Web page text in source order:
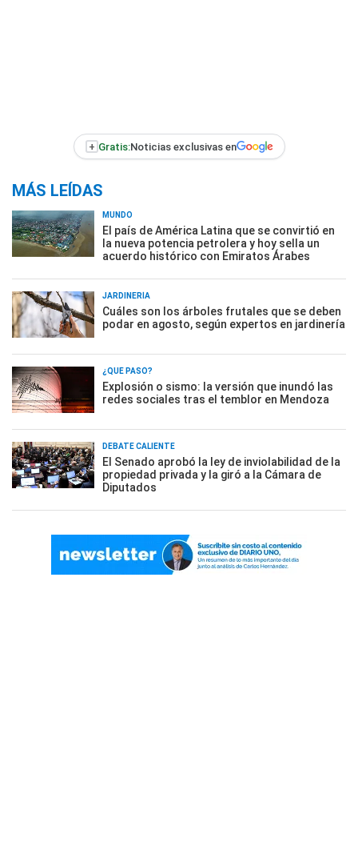
+ Gratis:Noticias exclusivas en
MÁS LEÍDAS
MUNDO
El país de América Latina que se convirtió en
la nueva potencia petrolera y hoy sella un
acuerdo histórico con Emiratos Árabes
JARDINERÍA
Cuáles son los árboles frutales que se deben
podar en agosto, según expertos en jardinería
¿QUÉ PASÓ?
Explosión o sismo: la versión que inundó las
redes sociales tras el temblor en Mendoza
DEBATE CALIENTE
El Senado aprobó la ley de inviolabilidad de la
propiedad privada y la giró a la Cámara de
Diputados